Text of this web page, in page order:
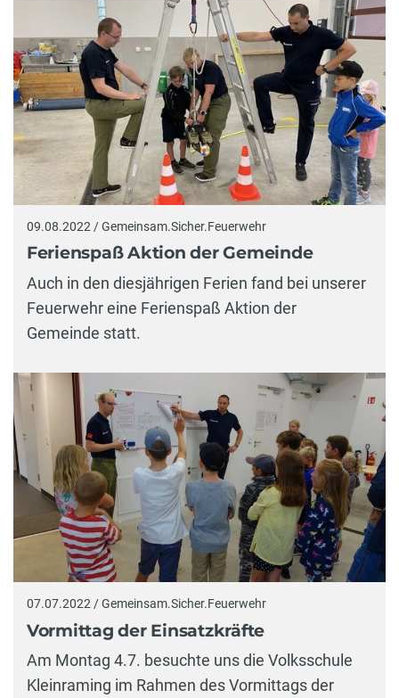
09.08.2022 / Gemeinsam.Sicher.Feuerwehr
Ferienspaß Aktion der Gemeinde
Auch in den diesjährigen Ferien fand bei unserer
Feuerwehr eine Ferienspaß Aktion der
Gemeinde statt.
07.07.2022 / Gemeinsam.Sicher.Feuerwehr
Vormittag der Einsatzkräfte
Am Montag 4.7. besuchte uns die Volksschule
Kleinraming im Rahmen des Vormittags der